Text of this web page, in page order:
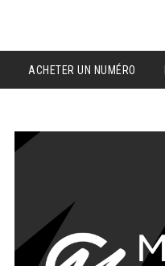
ACHETER UN NUMÉRO